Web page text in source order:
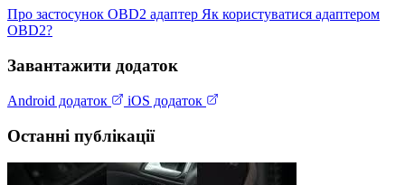
Про застосунок OBD2 адаптер Як користуватися адаптером
OBD2?
Завантажити додаток
Android додаток iOS додаток
Останні публікації